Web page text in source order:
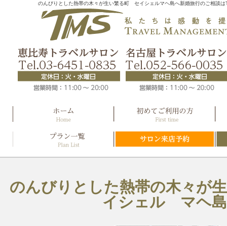
のんびりとした熱帯の木々が生い繁る町 セイシェルマヘ島へ新婚旅行のご相談は
のんびりとした熱帯の木々が
イシェル マヘ島